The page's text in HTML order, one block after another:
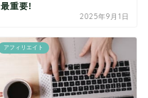
最重要!
2025年9月1日
アフィリエイト